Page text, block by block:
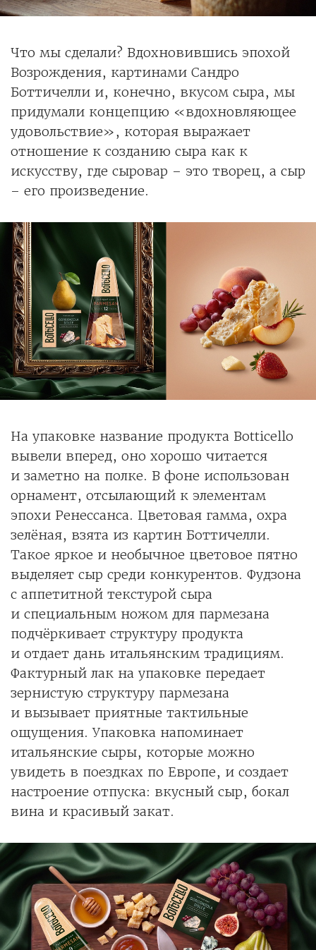
Что мы сделали? Вдохновившись эпохой
Возрождения, картинами Сандро
Боттичелли и, конечно, вкусом сыра, мы
придумали концепцию «вдохновляющее
удовольствие», которая выражает
отношение к созданию сыра как к
искусству, где сыровар – это творец, а сыр
– его произведение.
На упаковке название продукта Botticello
вывели вперед, оно хорошо читается
и заметно на полке. В фоне использован
орнамент, отсылающий к элементам
эпохи Ренессанса. Цветовая гамма, охра
зелёная, взята из картин Боттичелли.
Такое яркое и необычное цветовое пятно
выделяет сыр среди конкурентов. Фудзона
с аппетитной текстурой сыра
и специальным ножом для пармезана
подчёркивает структуру продукта
и отдает дань итальянским традициям.
Фактурный лак на упаковке передает
зернистую структуру пармезана
и вызывает приятные тактильные
ощущения. Упаковка напоминает
итальянские сыры, которые можно
увидеть в поездках по Европе, и создает
настроение отпуска: вкусный сыр, бокал
вина и красивый закат.